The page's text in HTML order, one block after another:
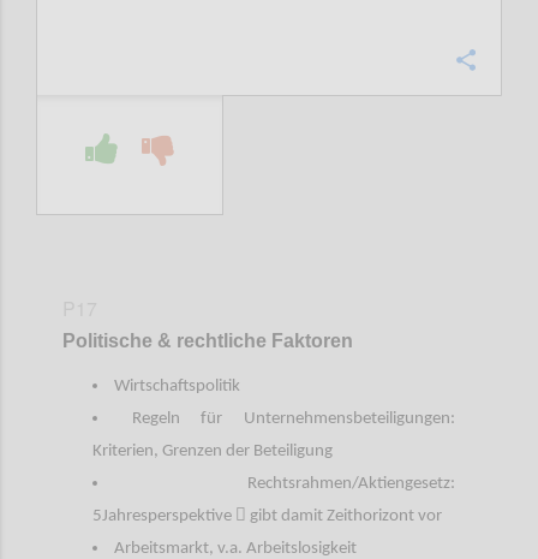
Politische & rechtliche Faktoren
Wirtschaftspolitik
Regeln für Unternehmensbeteiligungen:
Kriterien, Grenzen der Beteiligung
Rechtsrahmen/Aktiengesetz:
5Jahresperspektive  gibt damit Zeithorizont vor
Arbeitsmarkt, v.a. Arbeitslosigkeit